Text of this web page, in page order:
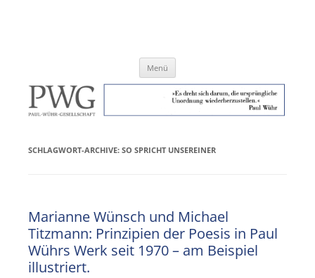
Menü
SCHLAGWORT-ARCHIVE: SO SPRICHT UNSEREINER
Marianne Wünsch und Michael
Titzmann: Prinzipien der Poesis in Paul
Wührs Werk seit 1970 – am Beispiel
illustriert.